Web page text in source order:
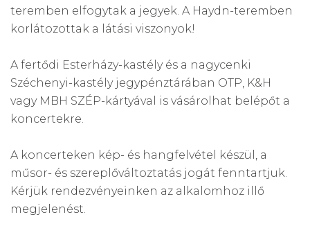
teremben elfogytak a jegyek. A Haydn-teremben
korlátozottak a látási viszonyok!
A fertődi Esterházy-kastély és a nagycenki
Széchenyi-kastély jegypénztárában OTP, K&H
vagy MBH SZÉP-kártyával is vásárolhat belépőt a
koncertekre.
A koncerteken kép- és hangfelvétel készül, a
műsor- és szereplőváltoztatás jogát fenntartjuk.
Kérjük rendezvényeinken az alkalomhoz illő
megjelenést.